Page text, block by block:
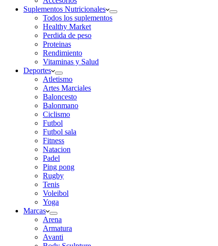
Suplementos Nutricionales
Todos los suplementos
Healthy Market
Perdida de peso
Proteinas
Rendimiento
Vitaminas y Salud
Deportes
Atletismo
Artes Marciales
Baloncesto
Balonmano
Ciclismo
Futbol
Futbol sala
Fitness
Natacion
Padel
Ping pong
Rugby
Tenis
Voleibol
Yoga
Marcas
Arena
Armatura
Avanti